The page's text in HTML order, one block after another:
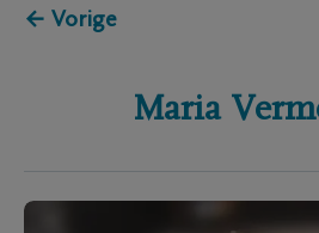
← Vorige
Maria